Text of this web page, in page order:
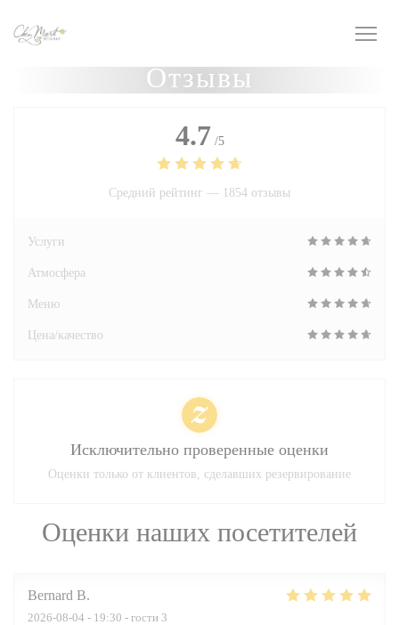
Отзывы
Оценки наших посетителей
Bernard B
2026-08-04 - 19:30 - гости 3
4.7 /5
Средний рейтинг — 1854 отзывы
Услуги
Атмосфера
Меню
Цена/качество
Исключительно проверенные оценки
Оценки только от клиентов, сделавших резервирование